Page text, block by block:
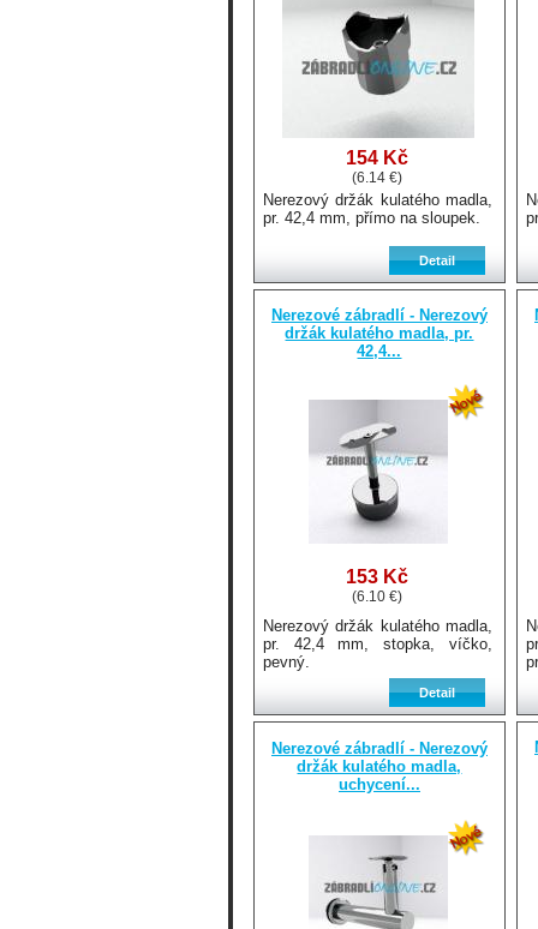
154 Kč
(6.14 €)
Nerezový držák kulatého madla,
pr. 42,4 mm, přímo na sloupek.
Nerezové zábradlí - Nerezový
držák kulatého madla, pr.
42,4...
153 Kč
(6.10 €)
Nerezový držák kulatého madla,
pr. 42,4 mm, stopka, víčko,
pevný.
Nerezové zábradlí - Nerezový
držák kulatého madla,
uchycení...